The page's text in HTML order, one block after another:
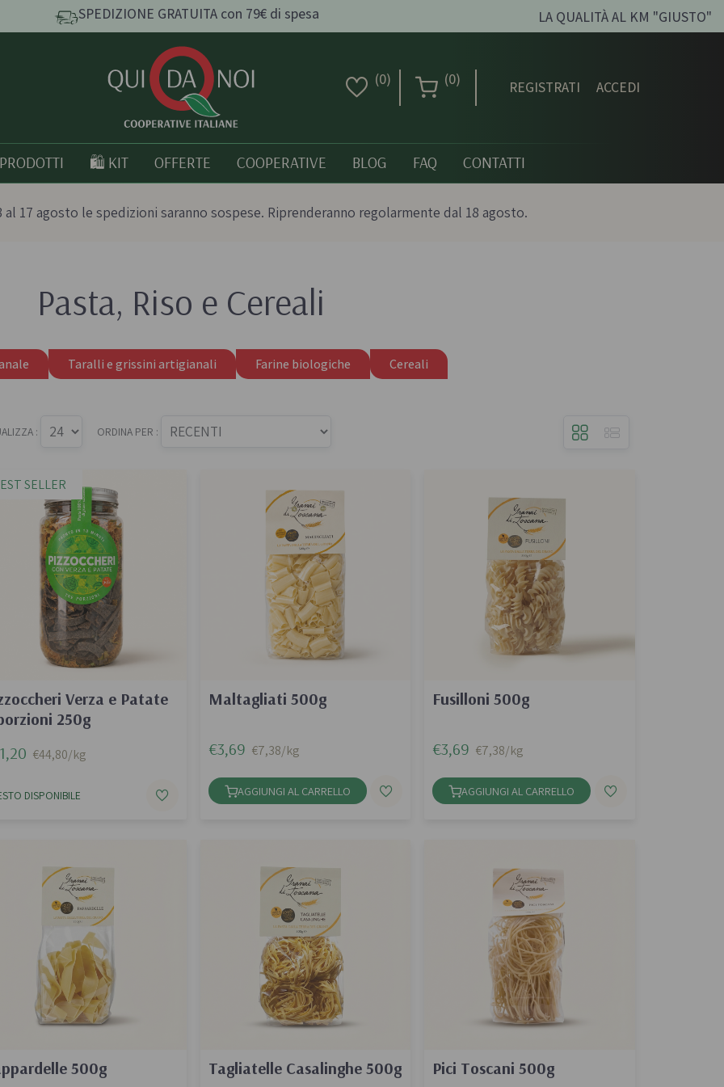
SPEDIZIONE GRATUITA con 79€ di spesa LA QUALITÀ AL KM "GIUSTO"
(0) (0) REGISTRATI ACCEDI
PRODOTTI
passate
e aromi
Pasta, Riso e Cereali
Taralli e grissini artigianali
Farine biologiche
Tutto bio
senza
Bevande e succhi di
frutta
Té e tisane biologiche
Succhi bio e bevande
vegetali
Frutta secca e legumi
Frutta secca biologica
Legumi bio
Birre, vini e liquori
Vini italiani
Birre artigianali
Liquori e distillati artigianali
🛍️ KIT OFFERTE COOPERATIVE BLOG FAQ CONTATTI
al 17 agosto le spedizioni saranno sospese. Riprenderanno regolarmente dal 18 agosto.
Pasta, Riso e Cereali
Taralli e grissini artigianali Farine biologiche Cereali
: ORDINA PER :
Verza e Patate
250g
SELLER
€44,80/kg
DISPONIBILE
Maltagliati 500g
€3,69 €7,38/kg
AGGIUNGI AL CARRELLO
Fusilloni 500g
€3,69 €7,38/kg
AGGIUNGI AL CARRELLO
500g Tagliatelle Casalinghe 500g Pici Toscani 500g